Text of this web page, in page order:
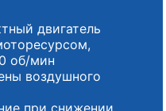
двигатель
об/мин
воздушного
при снижении